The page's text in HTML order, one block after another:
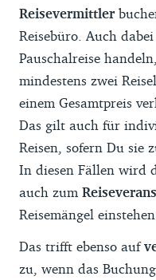
Reisevermittler
Reisebüro. Auch
Pauschalreise
mindestens zwei
einem Gesamtpreis
Das gilt auch für
Reisen, sofern Du sie
In diesen Fällen wird
auch zum
Reisemängel einstehen
Das trifft ebenso auf
zu, wenn das